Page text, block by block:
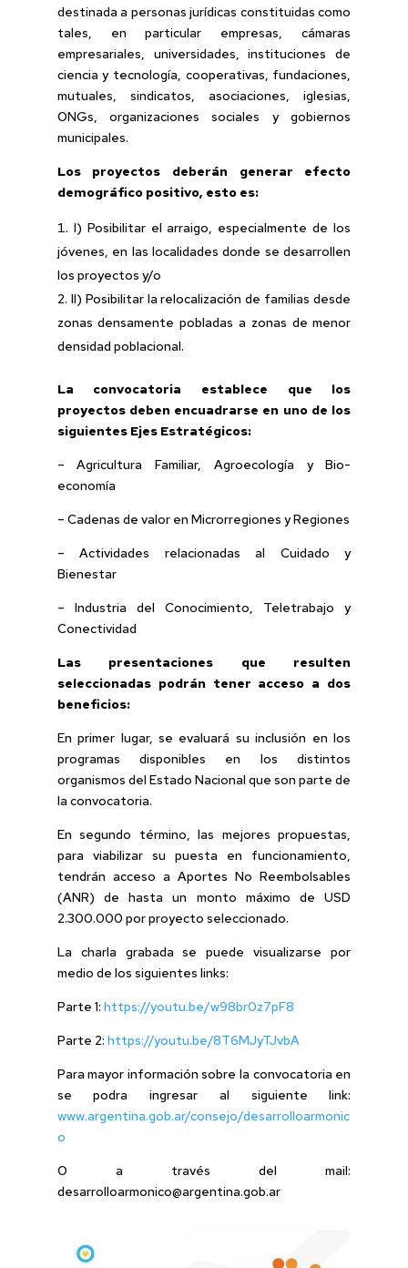
destinada a personas jurídicas constituidas como
tales, en particular empresas, cámaras
empresariales, universidades, instituciones de
ciencia y tecnología, cooperativas, fundaciones,
mutuales, sindicatos, asociaciones, iglesias,
ONGs, organizaciones sociales y gobiernos
municipales.
Los proyectos deberán generar efecto
demográfico positivo, esto es:
I) Posibilitar el arraigo, especialmente de los
jóvenes, en las localidades donde se desarrollen
los proyectos y/o
II) Posibilitar la relocalización de familias desde
zonas densamente pobladas a zonas de menor
densidad poblacional.
La convocatoria establece que los
proyectos deben encuadrarse en uno de los
siguientes Ejes Estratégicos:
– Agricultura Familiar, Agroecología y Bio-
economía
– Cadenas de valor en Microrregiones y Regiones
– Actividades relacionadas al Cuidado y
Bienestar
– Industria del Conocimiento, Teletrabajo y
Conectividad
Las presentaciones que resulten
seleccionadas podrán tener acceso a dos
beneficios:
En primer lugar, se evaluará su inclusión en los
programas disponibles en los distintos
organismos del Estado Nacional que son parte de
la convocatoria.
En segundo término, las mejores propuestas,
para viabilizar su puesta en funcionamiento,
tendrán acceso a Aportes No Reembolsables
(ANR) de hasta un monto máximo de USD
2.300.000 por proyecto seleccionado.
La charla grabada se puede visualizarse por
medio de los siguientes links:
Parte 1: https://youtu.be/w98br0z7pF8
Parte 2: https://youtu.be/8T6MJyTJvbA
Para mayor información sobre la convocatoria en
se podra ingresar al siguiente link:
www.argentina.gob.ar/consejo/desarrolloarmonic
o
O a través del mail:
desarrolloarmonico@argentina.gob.ar